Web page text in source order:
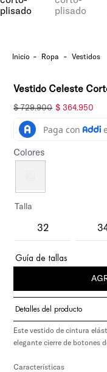
ropa vestidos
Vestido Celeste
$729.900 $ 364.950
Colores
Talla
32
Guía de tallas
Detalles del producto
Este vestido de cintura
elegante cierre de botones
Características